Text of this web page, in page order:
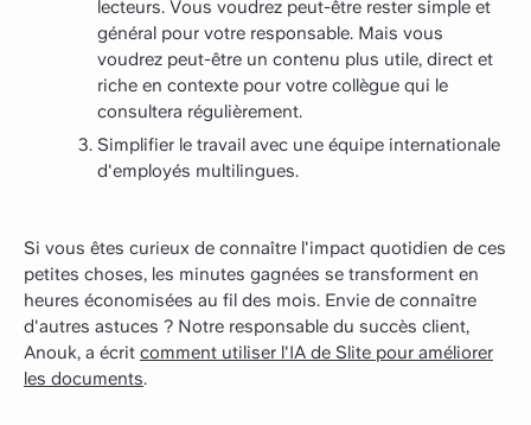
lecteurs. Vous voudrez peut-être rester simple et
général pour votre responsable. Mais vous
voudrez peut-être un contenu plus utile, direct et
riche en contexte pour votre collègue qui le
consultera régulièrement.
Simplifier le travail avec une équipe internationale
d'employés multilingues.
Si vous êtes curieux de connaître l'impact quotidien de ces
petites choses, les minutes gagnées se transforment en
heures économisées au fil des mois. Envie de connaître
d'autres astuces ? Notre responsable du succès client,
Anouk, a écrit comment utiliser l'IA de Slite pour améliorer
les documents.